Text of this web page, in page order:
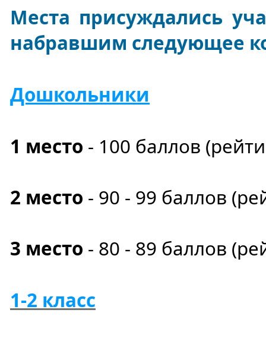
Места присуждались
набравшим следующее
Дошкольники
1 место - 100 баллов
2 место - 90 - 99 баллов
3 место - 80 - 89 баллов
1-2 класс